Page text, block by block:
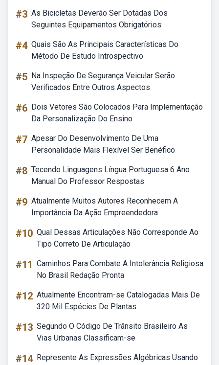
#3 As Bicicletas Deverão Ser Dotadas Dos
Seguintes Equipamentos Obrigatórios:
#4 Quais São As Principais Características Do
Método De Estudo Introspectivo
#5 Na Inspeção De Segurança Veicular Serão
Verificados Entre Outros Aspectos
#6 Dois Vetores São Colocados Para Implementação
Da Personalização Do Ensino
#7 Apesar Do Desenvolvimento De Uma
Personalidade Mais Flexível Ser Benéfico
#8 Tecendo Linguagens Língua Portuguesa 6 Ano
Manual Do Professor Respostas
#9 Atualmente Muitos Autores Reconhecem A
Importância Da Ação Empreendedora
#10 Qual Dessas Articulações Não Corresponde Ao
Tipo Correto De Articulação
#11 Caminhos Para Combate A Intolerância Religiosa
No Brasil Redação Pronta
#12 Atualmente Encontram-se Catalogadas Mais De
320 Mil Espécies De Plantas
#13 Segundo O Código De Trânsito Brasileiro As
Vias Urbanas Classificam-se
#14 Represente As Expressões Algébricas Usando